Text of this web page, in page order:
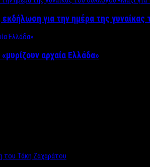
για την ημέρα της γυναίκας
αρχαία Ελλάδα»